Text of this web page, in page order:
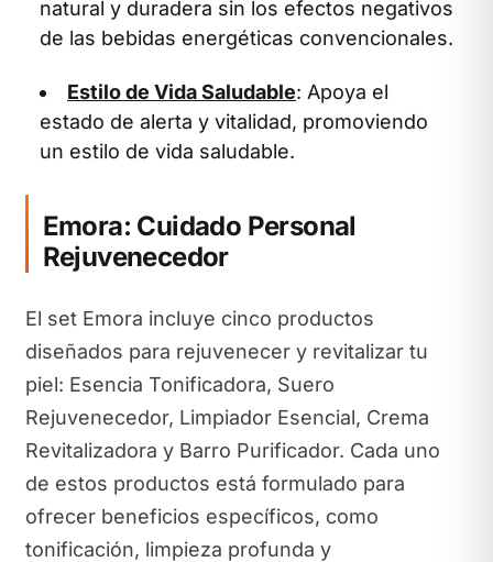
natural y duradera sin los efectos negativos
de las bebidas energéticas convencionales.
Estilo de Vida Saludable: Apoya el
estado de alerta y vitalidad, promoviendo
un estilo de vida saludable.
Emora: Cuidado Personal
Rejuvenecedor
El set Emora incluye cinco productos
diseñados para rejuvenecer y revitalizar tu
piel: Esencia Tonificadora, Suero
Rejuvenecedor, Limpiador Esencial, Crema
Revitalizadora y Barro Purificador. Cada uno
de estos productos está formulado para
ofrecer beneficios específicos, como
tonificación, limpieza profunda y